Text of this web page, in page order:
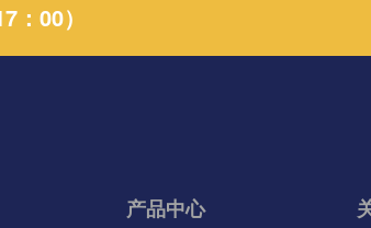
：00）
产品中心